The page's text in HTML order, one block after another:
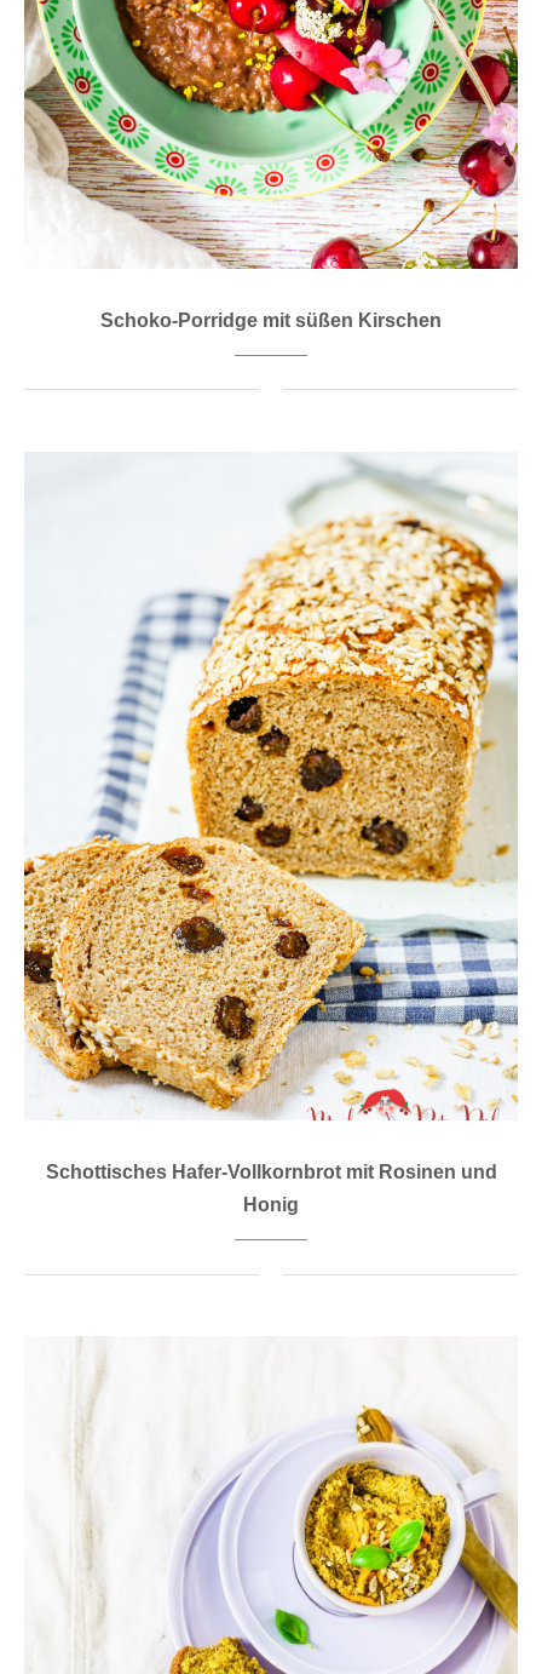
Schoko-Porridge mit süßen Kirschen
Schottisches Hafer-Vollkornbrot mit Rosinen und
Honig